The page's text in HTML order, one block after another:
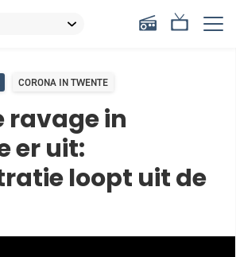
CORONA IN TWENTE
ravage in
er uit:
loopt uit de